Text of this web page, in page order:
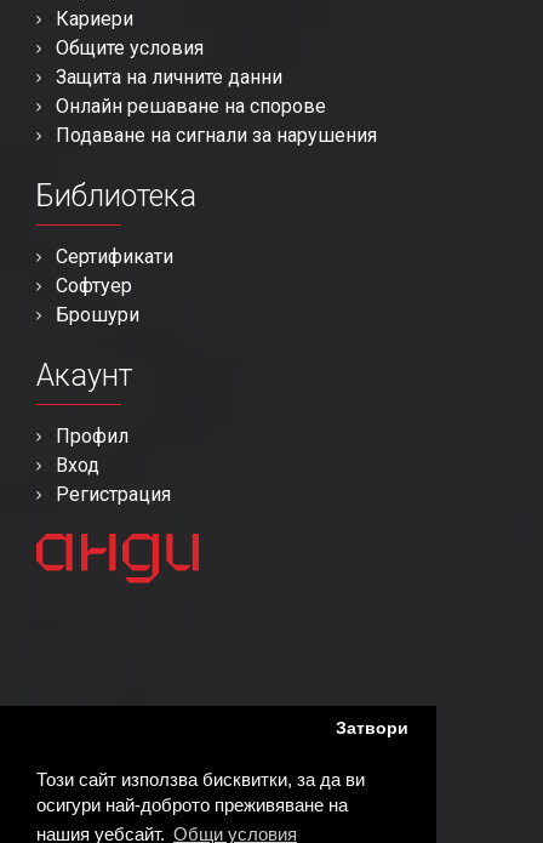
Този сайт използва бисквитки, за да ви
осигури най-доброто преживяване на
нашия уебсайт. Общи условия
Затвори
Кариери
Общите условия
Защита на личните данни
Онлайн решаване на спорове
Подаване на сигнали за нарушения
Библиотека
Сертификати
Софтуер
Брошури
Акаунт
Профил
Вход
Регистрация